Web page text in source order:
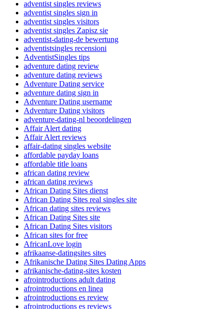
adventist singles reviews
adventist singles sign in
adventist singles visitors
adventist singles Zapisz sie
adventist-dating-de bewertung
adventistsingles recensioni
AdventistSingles tips
adventure dating review
adventure dating reviews
Adventure Dating service
adventure dating sign in
Adventure Dating username
Adventure Dating visitors
adventure-dating-nl beoordelingen
Affair Alert dating
Affair Alert reviews
affair-dating singles website
affordable payday loans
affordable title loans
african dating review
african dating reviews
African Dating Sites dienst
African Dating Sites real singles site
African dating sites reviews
African Dating Sites site
African Dating Sites visitors
African sites for free
AfricanLove login
afrikaanse-datingsites sites
Afrikanische Dating Sites Dating Apps
afrikanische-dating-sites kosten
afrointroductions adult dating
afrointroductions en linea
afrointroductions es review
afrointroductions es reviews